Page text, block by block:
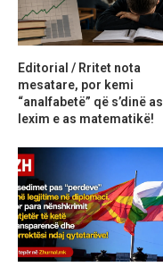
Editorial / Rritet nota
mesatare, por kemi
“analfabetë” që s’dinë as
lexim e as matematikë!